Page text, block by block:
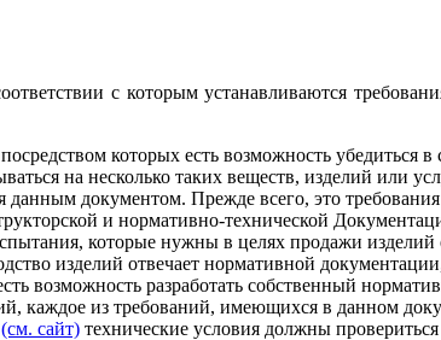
с которым устанавливаются
которых есть возможность убедиться
на несколько таких веществ, изделий или
документом. Прежде всего, это
и нормативно-технической
которые нужны в целях продажи изделий
изделий отвечает нормативной
разработать собственный
каждое из требований, имеющихся в данном
(см. сайт) технические условия должны